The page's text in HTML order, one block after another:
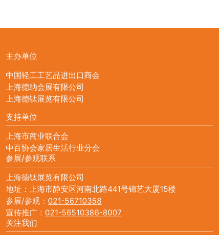
主办单位
中国轻工工艺品进出口商会
上海德纳会展有限公司
上海德钛展览有限公司
支持单位
上海市商业联合会
中百协会家居生活行业分会
参展/参观联系
上海德钛展览有限公司
地址：上海市静安区河南北路441号锦艺大厦15楼
参展/参观： 021-56710358
宣传推广： 021-56510386-8007
关注我们